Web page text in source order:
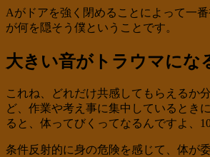
Aがドアを強く閉めることによって一
が何を隠そう僕ということです。
大きい音がトラウマにな
これね、どれだけ共感してもらえるか
ど、作業や考え事に集中しているとき
ると、体ってびくってなるんですよ、
条件反射的に身の危険を感じて、体が